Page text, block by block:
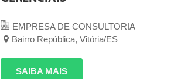
EMPRESA DE CONSULTORIA
Bairro República, Vitória/ES
SAIBA MAIS